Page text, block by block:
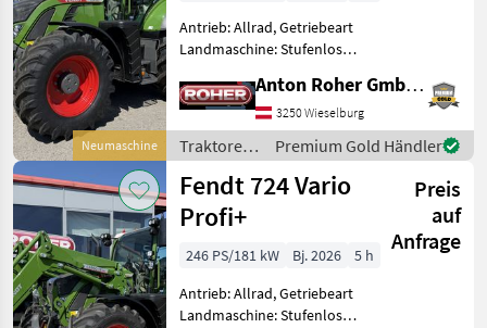
Neumaschine
Antrieb: Allrad, Getriebeart
Landmaschine: Stufenloses
Zapfwellendrehzahl:
540/540E/1000/1000E,
Höchstgeschwindigkeit in
km/h: 50 km/h, Aufla
Anton Roher GmbH (ACA Center Roher)
3250 Wieselburg
Traktoren
/ Fendt
Premium Gold Händler
Fendt 724 Vario
Profi+
Preis
auf
Anfrage
246 PS/181 kW Bj. 2026
5 h
Antrieb: Allrad, Getriebeart
Landmaschine: Stufenloses